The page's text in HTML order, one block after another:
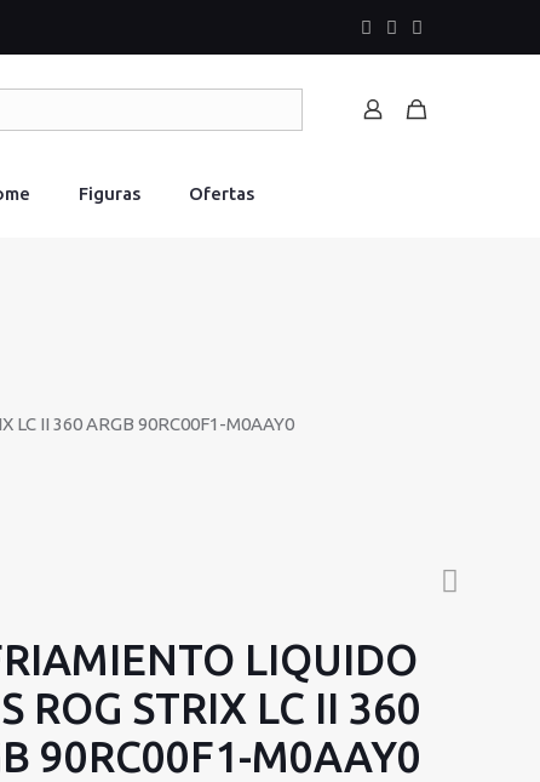
Figuras Ofertas
LC II 360 ARGB 90RC00F1-M0AAY0
LIQUIDO
ROG STRIX LC II 360
90RC00F1-M0AAY0